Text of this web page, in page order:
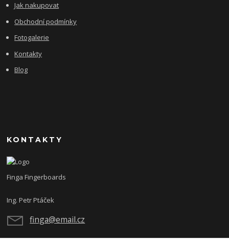
Jak nakupovat
Obchodní podmínky
Fotogalerie
Kontakty
Blog
KONTAKTY
Finga Fingerboards
Ing. Petr Ptáček
finga@email.cz